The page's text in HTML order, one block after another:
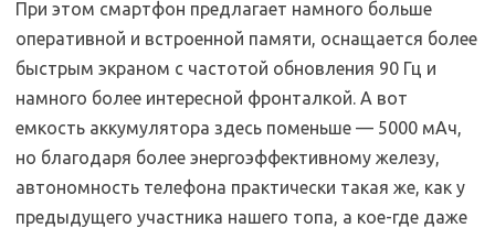
При этом смартфон предлагает намного больше
оперативной и встроенной памяти, оснащается более
быстрым экраном с частотой обновления 90 Гц и
намного более интересной фронталкой. А вот
емкость аккумулятора здесь поменьше — 5000 мАч,
но благодаря более энергоэффективному железу,
автономность телефона практически такая же, как у
предыдущего участника нашего топа, а кое-где даже